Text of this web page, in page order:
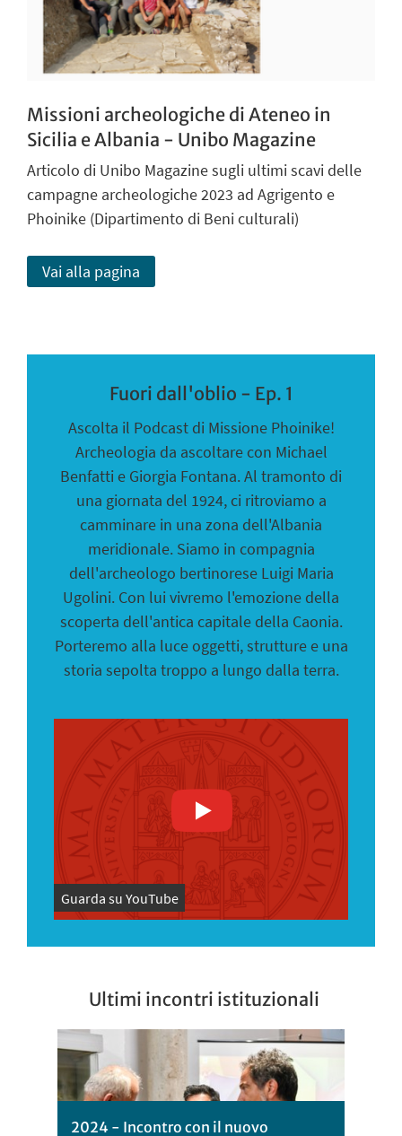
Missioni archeologiche di Ateneo in
Sicilia e Albania - Unibo Magazine
Articolo di Unibo Magazine sugli ultimi scavi delle
campagne archeologiche 2023 ad Agrigento e
Phoinike (Dipartimento di Beni culturali)
Vai alla pagina
Fuori dall'oblio - Ep. 1
Ascolta il Podcast di Missione Phoinike!
Archeologia da ascoltare con Michael
Benfatti e Giorgia Fontana. Al tramonto di
una giornata del 1924, ci ritroviamo a
camminare in una zona dell'Albania
meridionale. Siamo in compagnia
dell'archeologo bertinorese Luigi Maria
Ugolini. Con lui vivremo l'emozione della
scoperta dell'antica capitale della Caonia.
Porteremo alla luce oggetti, strutture e una
storia sepolta troppo a lungo dalla terra.
Guarda su YouTube
Ultimi incontri istituzionali
2024 - Incontro con il nuovo